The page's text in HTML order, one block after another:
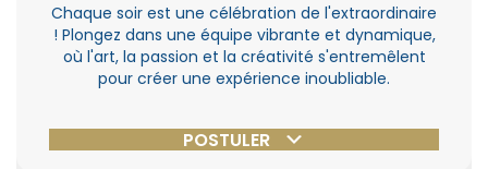
Chaque soir est une célébration de l'extraordinaire
! Plongez dans une équipe vibrante et dynamique,
où l'art, la passion et la créativité s'entremêlent
pour créer une expérience inoubliable.
POSTULER